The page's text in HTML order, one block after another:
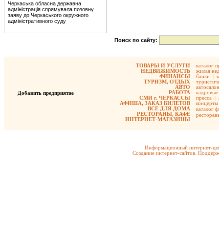
Черкаська обласна державна
адміністрація спрямувала позовну
заяву до Черкаського окружного
адміністративного суду
Поиск по сайту:
Добавить предприятие
ТОВАРЫ И УСЛУГИ
НЕДВИЖИМОСТЬ
ФИНАНСЫ
ТУРИЗМ, ОТДЫХ
АВТО
РАБОТА
СМИ г. ЧЕРКАССЫ
АФИША, ЗАКАЗ БИЛЕТОВ
ВСЕ ДЛЯ ДОМА
РЕСТОРАНЫ, КАФЕ
ИНТЕРНЕТ-МАГАЗИНЫ
каталог
жилая
банки |
кадровые
пресса |
концерты
каталог
Информационный интернет-
Создание интернет-сайтов.